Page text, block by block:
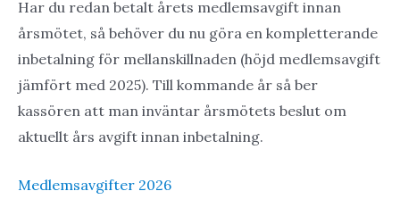
Har du redan betalt årets medlemsavgift innan
årsmötet, så behöver du nu göra en kompletterande
inbetalning för mellanskillnaden (höjd medlemsavgift
jämfört med 2025). Till kommande år så ber
kassören att man inväntar årsmötets beslut om
aktuellt års avgift innan inbetalning.
Medlemsavgifter 2026